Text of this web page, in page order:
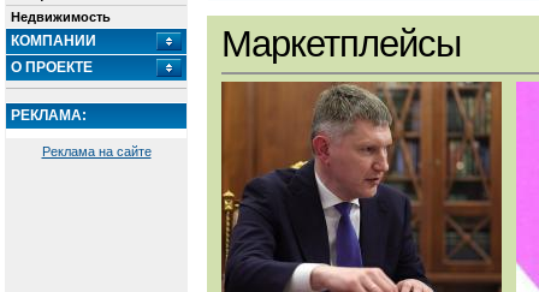
Недвижимость
КОМПАНИИ
О ПРОЕКТЕ
РЕКЛАМА:
Реклама на сайте
Маркетплейсы